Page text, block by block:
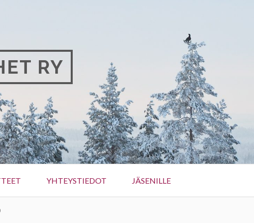
RY
YHTEYSTIEDOT JÄSENILLE